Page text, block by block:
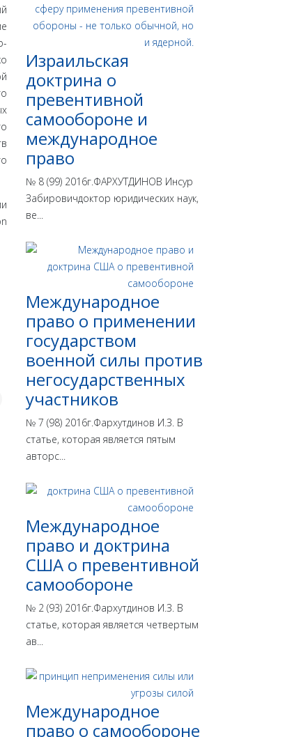
Израильская
доктрина o
превентивной
самообороне и
международное
право
№ 8 (99) 2016г.ФАРХУТДИНОВ Инсур
Забировичдоктор юридических наук,
ве...
Международное
право о применении
государством
военной силы против
негосударственных
участников
№ 7 (98) 2016г.Фархутдинов И.З. В
статье, которая является пятым
авторс...
Международное
право и доктрина
США о превентивной
самообороне
№ 2 (93) 2016г.Фархутдинов И.З. В
статье, которая является четвертым
ав...
Международное
право о самообороне